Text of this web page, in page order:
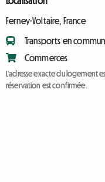
Ferney-Voltaire, France
Transports en commun
Commerces
L'adresse exacte du logement
réservation est confirmée.